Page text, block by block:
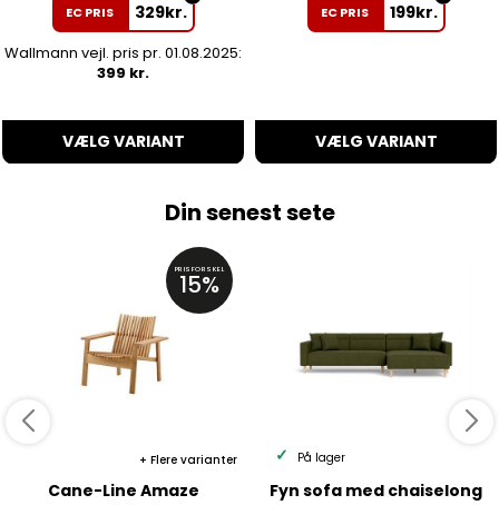
EC PRIS 329kr.
Wallmann vejl. pris pr. 01.08.2025:
399 kr.
VÆLG VARIANT
EC PRIS 199kr.
VÆLG VARIANT
Din senest sete
PRISFORSKEL
15%
Flere varianter
Cane-Line Amaze
På lager
Fyn sofa med chaiselong